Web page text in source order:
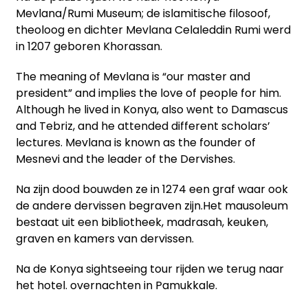
Mevlana/Rumi Museum; de islamitische filosoof,
theoloog en dichter Mevlana Celaleddin Rumi werd
in 1207 geboren Khorassan.
The meaning of Mevlana is “our master and
president” and implies the love of people for him.
Although he lived in Konya, also went to Damascus
and Tebriz, and he attended different scholars’
lectures. Mevlana is known as the founder of
Mesnevi and the leader of the Dervishes.
Na zijn dood bouwden ze in 1274 een graf waar ook
de andere dervissen begraven zijn.Het mausoleum
bestaat uit een bibliotheek, madrasah, keuken,
graven en kamers van dervissen.
Na de Konya sightseeing tour rijden we terug naar
het hotel. overnachten in Pamukkale.